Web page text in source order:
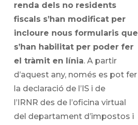
renda dels no residents
fiscals s’han modificat per
incloure nous formularis que
s’han habilitat per poder fer
el tràmit en línia. A partir
d’aquest any, només es pot fer
la declaració de l’IS i de
l’IRNR des de l’oficina virtual
del departament d’impostos i